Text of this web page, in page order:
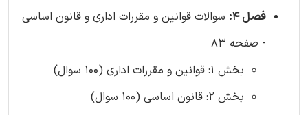
فصل 4:
سوالات قوانین و مقررات اداری و قانون اساسی
- صفحه 83
بخش 1: قوانین و مقررات اداری (100 سوال)
بخش 2: قانون اساسی (100 سوال)